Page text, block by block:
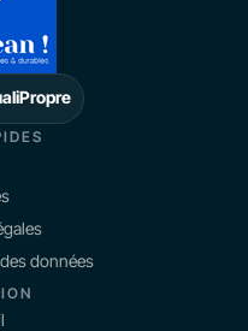
données